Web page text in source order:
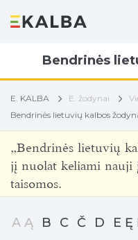
Bendrinės
E. KALBA E. žodynai
Bendrinės lietuvių kalbos
„Bendrinės lietuvių
jį nuolat keliami nauji
taisomos.
A Ą B C Č D E Ę